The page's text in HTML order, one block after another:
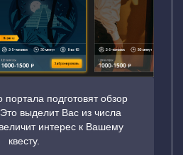
подготовят обзор
выделит Вас из числа
интерес к Вашему
квесту.